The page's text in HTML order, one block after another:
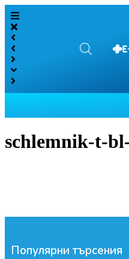
schlemnik-t-
Популярни търсения